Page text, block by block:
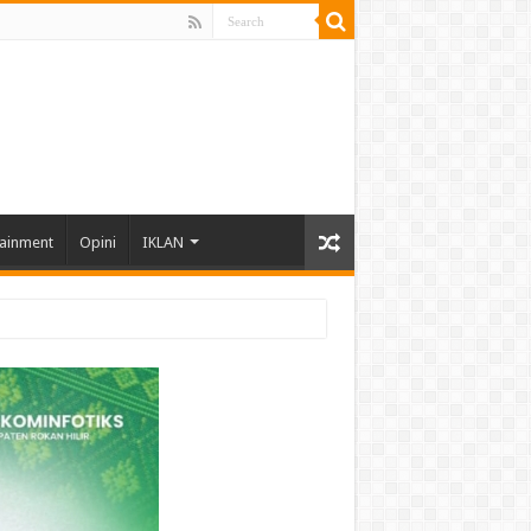
Opini IKLAN